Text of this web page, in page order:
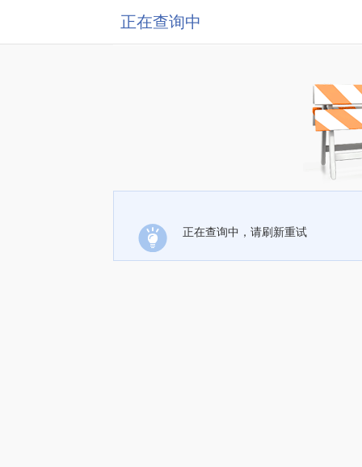
正在查询中
正在查询中，请刷新重试